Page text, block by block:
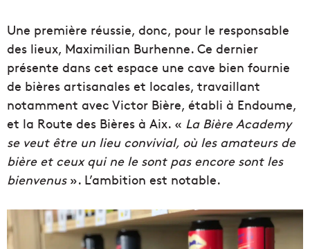
Une première réussie, donc, pour le responsable
des lieux, Maximilian Burhenne. Ce dernier
présente dans cet espace une cave bien fournie
de bières artisanales et locales, travaillant
notamment avec Victor Bière, établi à Endoume,
et la Route des Bières à Aix. « La Bière Academy
se veut être un lieu convivial, où les amateurs de
bière et ceux qui ne le sont pas encore sont les
bienvenus». L’ambition est notable.